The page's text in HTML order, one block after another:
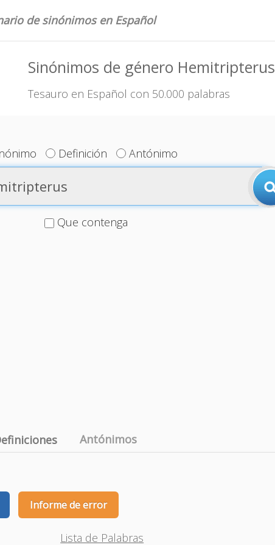
de sinónimos en Español
Sinónimos de género Hemitripterus
Tesauro en Español con 50.000 palabras
Definición Antónimo
Que contenga
Antónimos
Informe de error
Lista de Palabras